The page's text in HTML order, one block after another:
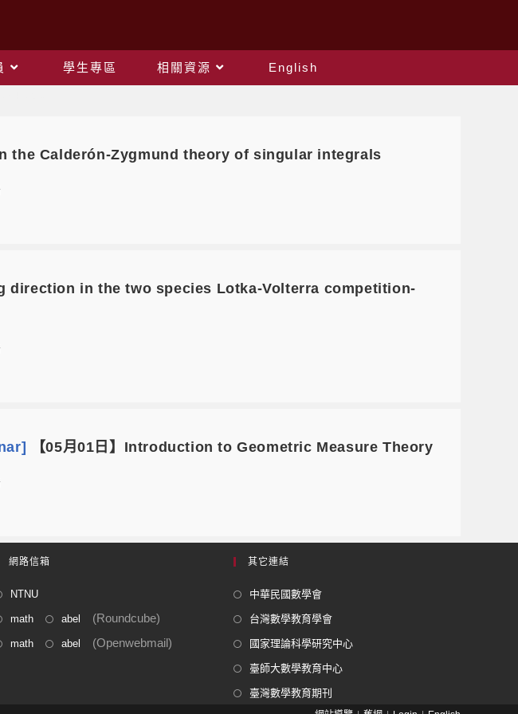
學生專區 相關資源
English
the Calderón-Zygmund theory of singular integrals
direction in the two species Lotka-Volterra competition-
【05月01日】Introduction to Geometric Measure Theory
網路信箱
NTNU
math abel (Roundcube)
math abel (Openwebmail)
其它連結
中華民國數學會
台灣數學教育學會
國家理論科學研究中心
臺師大數學教育中心
臺灣數學教育期刊